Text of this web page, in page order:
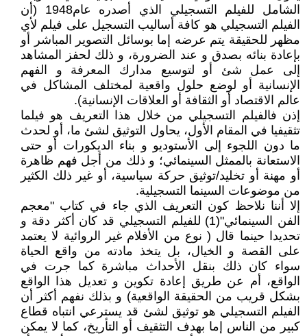
الشامل للفيلم التسجيلي الذي أصدره عام1948 (أن
الفيلم التسجيلي هو كافة أساليب التسجيل على فيلم لأي
مظهر للحقيقة يتم عرضه إما بوسائل التصوير المباشر أو
بإعادة بنائه بصدق و عند الضرورة، و ذلك لحفز المشاهد
إلى عمل شئ أو لتوسيع مدارك المعرفة و الفهم
الإنسانية أو لوضع حلول واقعية لمختلف المشاكل في
عالم الاقتصاد أو الثقافة أو العلاقات الإنسانية).
إذن فالفيلم التسجيلي من خلال هذا التعريف هو فيلما
تثقيفيا في المقام الأول، يحاول التوثيق لشئ ما، أو لحدث
ما دون اللجوء إلى الأستوديو و بناء الديكورات أو حتى
الاستعانة بالممثل السينمائي؛ و ذلك من أجل فهم ظاهرة
أو مهنة أو تخليد/توثيق حركة سياسية، أو غير ذلك الكثير
من موضوعات السينما التسجيلية.
إلا أننا نلاحظ كون التعريف الذي جاء في كتاب "معجم
الفن السينمائي"(1) للفيلم التسجيلي قد كان أكثر دقة و
تحديدا حينما قال ( نوع من الأفلام غير الروائية لا يعتمد
على القصة و الخيال، بل يتخذ مادته من واقع الحياة
سواء كان ذلك بنقل الأحداث مباشرة كما جرت في
الواقع، أم عن طريق إعادة تكوين و تعديل هذا الواقع
بشكل قريب من الحقيقة الواقعية) و بذلك نفهم أكثر أن
الفيلم التسجيلي هو توثيق لشئ قد يسترعي انتباه قطاع
كبير من الناس إما بهدف التثقيف أو التأريخ، كما لا يمكن